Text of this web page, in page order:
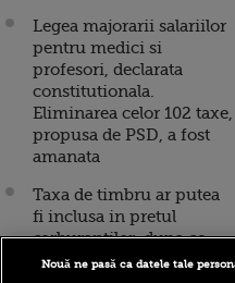
Legea majorarii salariilor
pentru medici si
profesori, declarata
constitutionala.
Eliminarea celor 102 taxe,
propusa de PSD, a fost
amanata
Taxa de timbru ar putea
fi inclusa in pretul
carburantilor, dupa ce
Curtea de Justitie a UE a
Nouă ne pasă ca datele tale